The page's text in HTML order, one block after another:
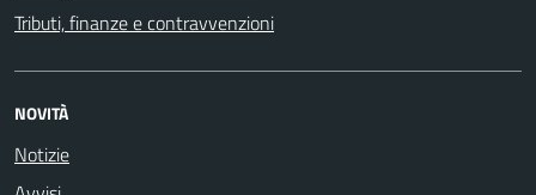
Tributi, finanze e contravvenzioni
NOVITÀ
Notizie